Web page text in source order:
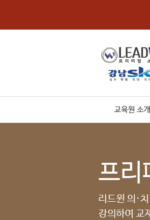
교육원 소개
프리
리드윈 의·
강의하여 교